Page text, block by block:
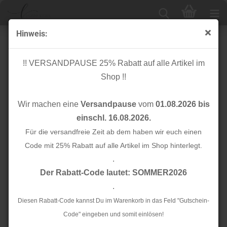
Hinweis:
!! VERSANDPAUSE 25% Rabatt auf alle Artikel im
Shop !!
Wir machen eine Versandpausevom 01.08.2026 bis
einschl. 16.08.2026.
Für die versandfreie Zeit ab dem haben wir euch einen
Code mit 25% Rabatt auf alle Artikel im Shop hinterlegt.
.
Der Rabatt-Code lautet: SOMMER2026
.
Diesen Rabatt-Code kannst Du im Warenkorb in das Feld "Gutschein-
Code" eingeben und somit einlösen!
Papierschnittmuster - Raglan Jumpsuit - Kinder -
Kibadoo